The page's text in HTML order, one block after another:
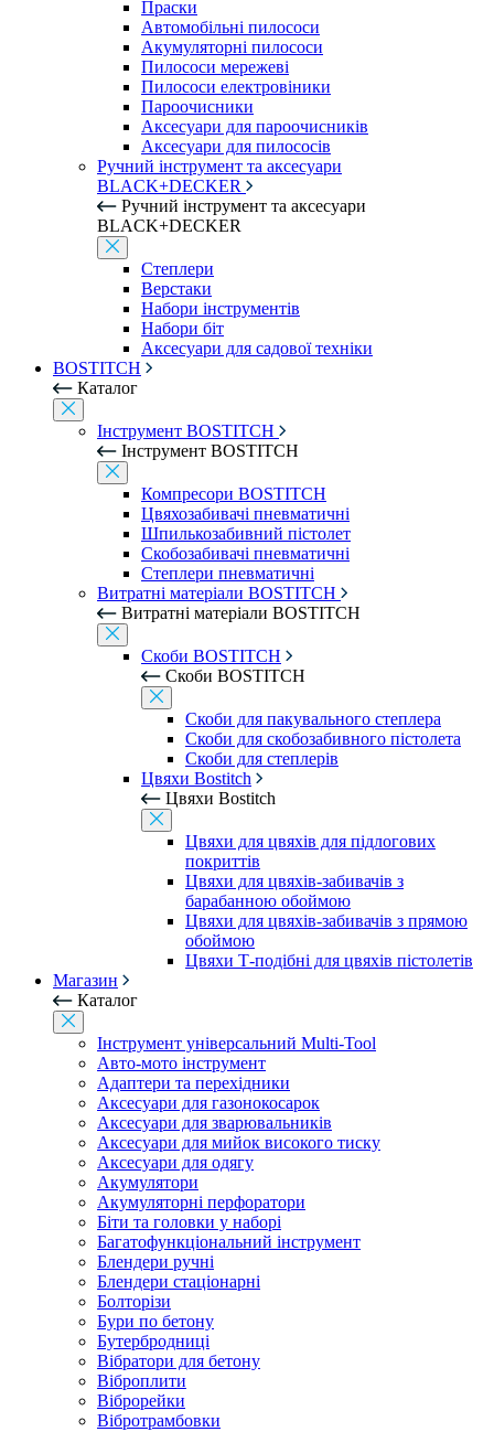
Праски
Автомобільні пилососи
Акумуляторні пилососи
Пилососи мережеві
Пилососи електровіники
Пароочисники
Аксесуари для пароочисників
Аксесуари для пилососів
Ручний інструмент та аксесуари
BLACK+DECKER
Ручний інструмент та аксесуари
BLACK+DECKER
Степлери
Верстаки
Набори інструментів
Набори біт
Аксесуари для садової техніки
BOSTITCH
Каталог
Інструмент BOSTITCH
Інструмент BOSTITCH
Компресори BOSTITCH
Цвяхозабивачі пневматичні
Шпилькозабивний пістолет
Скобозабивачі пневматичні
Степлери пневматичні
Витратні матеріали BOSTITCH
Витратні матеріали BOSTITCH
Скоби BOSTITCH
Скоби BOSTITCH
Скоби для пакувального степлера
Скоби для скобозабивного пістолета
Скоби для степлерів
Цвяхи Bostitch
Цвяхи Bostitch
Цвяхи для цвяхів для підлогових
покриттів
Цвяхи для цвяхів-забивачів з
барабанною обоймою
Цвяхи для цвяхів-забивачів з прямою
обоймою
Цвяхи Т-подібні для цвяхів пістолетів
Магазин
Каталог
Інструмент універсальний Multi-Tool
Авто-мото інструмент
Адаптери та перехідники
Аксесуари для газонокосарок
Аксесуари для зварювальників
Аксесуари для мийок високого тиску
Аксесуари для одягу
Акумулятори
Акумуляторні перфоратори
Біти та головки у наборі
Багатофункціональний інструмент
Блендери ручні
Блендери стаціонарні
Болторізи
Бури по бетону
Бутербродниці
Вібратори для бетону
Віброплити
Віброрейки
Вібротрамбовки